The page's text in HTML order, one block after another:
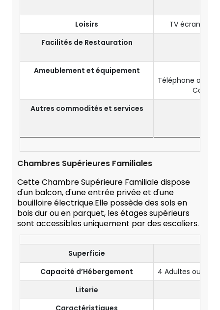
Loisirs
TV écran 32"
Facilités de Restauration
Ameublement et équipement
Téléphone avec
Coffre-
Autres commodités et services
Chambres Supérieures Familiales
Cette Chambre Supérieure Familiale dispose
d'un balcon, d'une entrée privée et d'une
bouilloire électrique.Elle possède des sols en
bois dur ou en parquet, les étages supérieurs
sont accessibles uniquement par des escaliers.
Superficie
Capacité d’Hébergement
4 Adultes ou 2
Literie